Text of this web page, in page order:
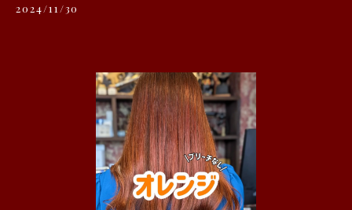
2024/11/30